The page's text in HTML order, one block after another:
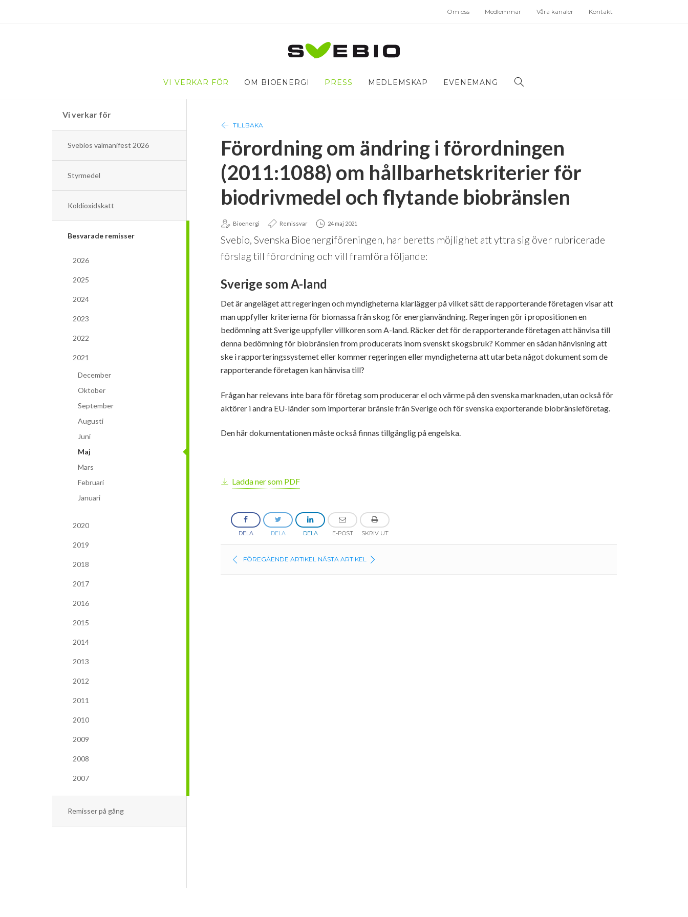
Om oss Medlemmar Våra kanaler Kontakt
VI VERKAR FÖR OM BIOENERGI PRESS MEDLEMSKAP EVENEMANG
Vi verkar för
Svebios valmanifest 2026
Styrmedel
Koldioxidskatt
Besvarade remisser
2026
2025
2024
2023
2022
2021
December
Oktober
September
Augusti
Juni
Maj
Mars
Februari
Januari
2020
2019
2018
2017
2016
2015
2014
2013
2012
2011
2010
2009
2008
2007
Remisser på gång
TILLBAKA
Förordning om ändring i förordningen
(2011:1088) om hållbarhetskriterier för
biodrivmedel och flytande biobränslen
Bioenergi Remissvar 24 maj 2021
Svebio, Svenska Bioenergiföreningen, har beretts möjlighet att yttra sig över rubricerade
förslag till förordning och vill framföra följande:
Sverige som A-land
Det är angeläget att regeringen och myndigheterna klarlägger på vilket sätt de rapporterande företagen visar att
man uppfyller kriterierna för biomassa från skog för energianvändning. Regeringen gör i propositionen en
bedömning att Sverige uppfyller villkoren som A-land. Räcker det för de rapporterande företagen att hänvisa till
denna bedömning för biobränslen from producerats inom svenskt skogsbruk? Kommer en sådan hänvisning att
ske i rapporteringssystemet eller kommer regeringen eller myndigheterna att utarbeta något dokument som de
rapporterande företagen kan hänvisa till?
Frågan har relevans inte bara för företag som producerar el och värme på den svenska marknaden, utan också för
aktörer i andra EU-länder som importerar bränsle från Sverige och för svenska exporterande biobränsleföretag.
Den här dokumentationen måste också finnas tillgänglig på engelska.
Ladda ner som PDF
DELA DELA DELA E-POST SKRIV UT
FÖREGÅENDE ARTIKEL NÄSTA ARTIKEL